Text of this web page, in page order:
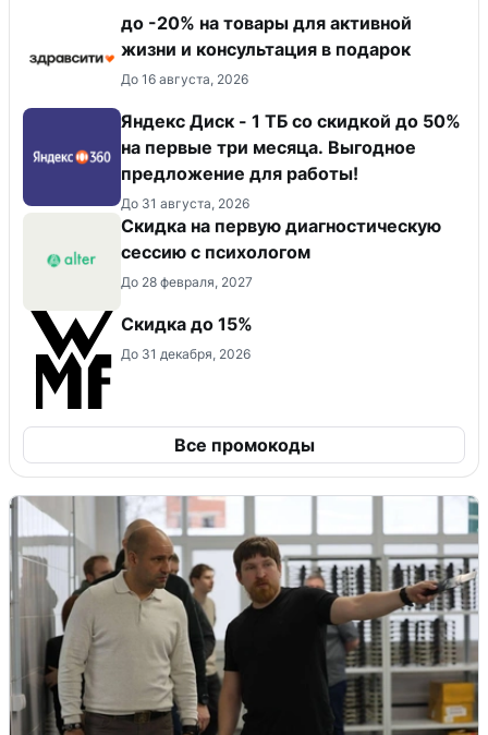
до -20% на товары для активной
жизни и консультация в подарок
До 16 августа, 2026
Яндекс Диск - 1 ТБ со скидкой до 50%
на первые три месяца. Выгодное
предложение для работы!
До 31 августа, 2026
Скидка на первую диагностическую
сессию с психологом
До 28 февраля, 2027
Скидка до 15%
До 31 декабря, 2026
Все промокоды